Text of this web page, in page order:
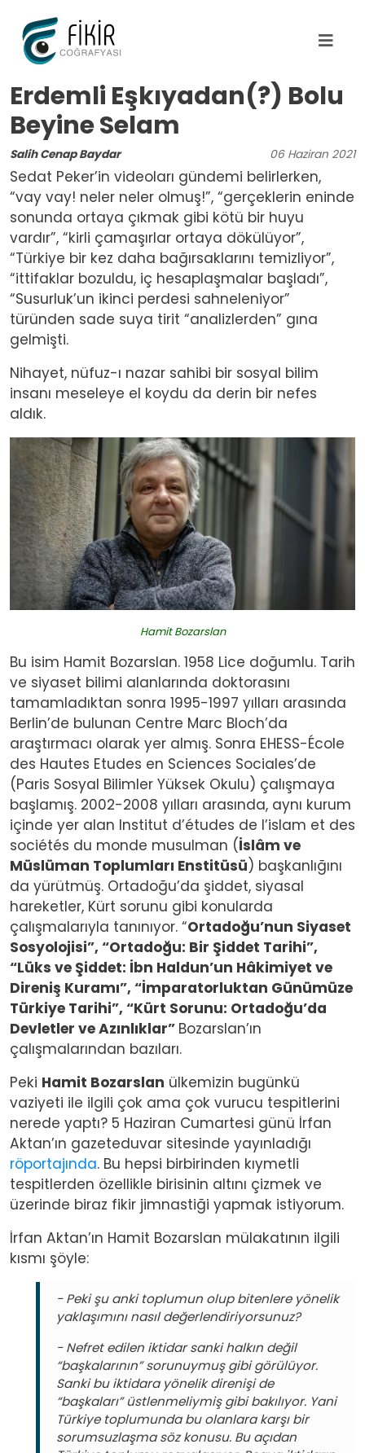
Erdemli Eşkıyadan(?) Bolu
Beyine Selam
Salih Cenap Baydar 06 Haziran 2021
Sedat Peker’in videoları gündemi belirlerken,
“vay vay! neler neler olmuş!”, “gerçeklerin eninde
sonunda ortaya çıkmak gibi kötü bir huyu
vardır”, “kirli çamaşırlar ortaya dökülüyor”,
“Türkiye bir kez daha bağırsaklarını temizliyor”,
“ittifaklar bozuldu, iç hesaplaşmalar başladı”,
“Susurluk’un ikinci perdesi sahneleniyor”
türünden sade suya tirit “analizlerden” gına
gelmişti.
Nihayet, nüfuz-ı nazar sahibi bir sosyal bilim
insanı meseleye el koydu da derin bir nefes
aldık.
Image
Hamit Bozarslan
Bu isim Hamit Bozarslan. 1958 Lice doğumlu. Tarih
ve siyaset bilimi alanlarında doktorasını
tamamladıktan sonra 1995-1997 yılları arasında
Berlin’de bulunan Centre Marc Bloch’da
araştırmacı olarak yer almış. Sonra EHESS-École
des Hautes Etudes en Sciences Sociales’de
(Paris Sosyal Bilimler Yüksek Okulu) çalışmaya
başlamış. 2002-2008 yılları arasında, aynı kurum
içinde yer alan Institut d’études de l’islam et des
sociétés du monde musulman (İslâm ve
Müslüman Toplumları Enstitüsü) başkanlığını
da yürütmüş. Ortadoğu’da şiddet, siyasal
hareketler, Kürt sorunu gibi konularda
çalışmalarıyla tanınıyor. “Ortadoğu’nun Siyaset
Sosyolojisi”, “Ortadoğu: Bir Şiddet Tarihi”,
“Lüks ve Şiddet: İbn Haldun’un Hâkimiyet ve
Direniş Kuramı”, “İmparatorluktan Günümüze
Türkiye Tarihi”, “Kürt Sorunu: Ortadoğu’da
Devletler ve Azınlıklar” Bozarslan’ın
çalışmalarından bazıları.
Peki Hamit Bozarslan ülkemizin bugünkü
vaziyeti ile ilgili çok ama çok vurucu tespitlerini
nerede yaptı? 5 Haziran Cumartesi günü İrfan
Aktan’ın gazeteduvar sitesinde yayınladığı
röportajında. Bu hepsi birbirinden kıymetli
tespitlerden özellikle birisinin altını çizmek ve
üzerinde biraz fikir jimnastiği yapmak istiyorum.
İrfan Aktan’ın Hamit Bozarslan mülakatının ilgili
kısmı şöyle:
- Peki şu anki toplumun olup bitenlere yönelik
yaklaşımını nasıl değerlendiriyorsunuz?
- Nefret edilen iktidar sanki halkın değil
“başkalarının” sorunuymuş gibi görülüyor.
Sanki bu iktidara yönelik direnişi de
“başkaları” üstlenmeliymiş gibi bakılıyor. Yani
Türkiye toplumunda bu olanlara karşı bir
sorumsuzlaşma söz konusu. Bu açıdan